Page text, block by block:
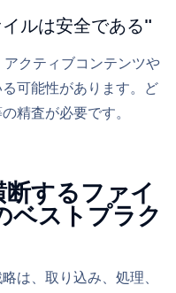
ルは安全である"
アクティブコンテンツや
可能性があります。ど
精査が必要です。
断するファイ
ベストプラク
は、取り込み、処理、